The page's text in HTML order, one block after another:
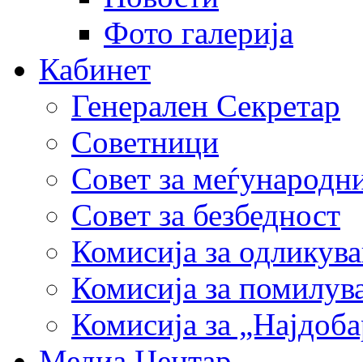
Фото галерија
Кабинет
Генерален Секретар
Советници
Совет за
Совет за безбедност
Комисија за
Комисија за
Комисија за